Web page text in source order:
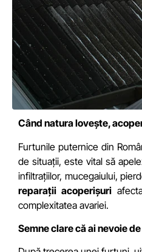
Când natura lovește,
Furtunile puternice din
de situații, este vital să
infiltrațiilor, mucegaiului,
reparații acoperișuri
complexitatea avariei.
Semne clare că ai nevoie